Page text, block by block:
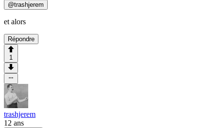
@trashjerem
et alors
Répondre
1
trashjerem
12 ans